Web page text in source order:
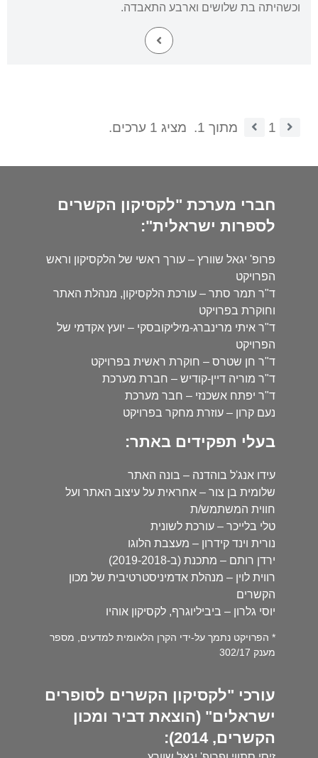
וכשהיתה בת שלושים וארבע התאבדה.
1 מתוך 1. מציג 1 ערכים.
חברי מערכת "לקסיקון הקשרים
לספרות ישראלית":
פרופ' יגאל שוורץ – עורך ראשי של הלקסיקון וראש
הפרויקט
ד"ר תמר סתר – עורכת הלקסיקון, מנהלת האתר
וחוקרת בפרויקט
ד"ר איתי מרינברג-מיליקובסקי – יועץ אקדמי של
הפרויקט
ד"ר חן שטרס – חוקרת ראשית בפרויקט
ד"ר מוריה דיין-קודיש – חברת מערכת
ד"ר יפתח אשכנזי – חבר מערכת
נעם קרון – עוזרת מחקר בפרויקט
בעלי תפקידים באתר:
עידו אנג'ל בוהדנה – בונה האתר
שלומית בן צור – אחראית על עיצוב האתר ועל
חווית המשתמש/ת
טלי בלייכר – עורכת לשונית
נורית וינד קידרון – מעצבת הלוגו
ירדן רותם – מתכנת (ב-2019-2018)
רווית לוין – מנהלת אדמיניסטרטיבית של מכון
הקשרים
יוסי גלרון – ביביליוגרף, לקסיקון אוהיו
* הפרויקט נתמך על-ידי הקרן הלאומית למדעים, מספר
מענק 302/17
עורכי "לקסיקון הקשרים לסופרים
ישראלים" (הוצאת דביר ומכון
הקשרים, 2014):